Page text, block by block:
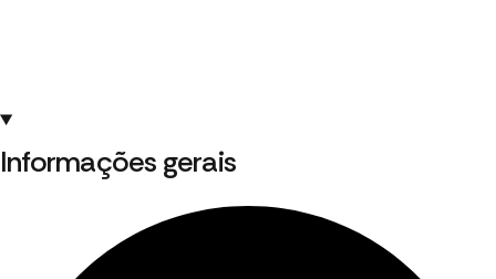
Informações gerais ​